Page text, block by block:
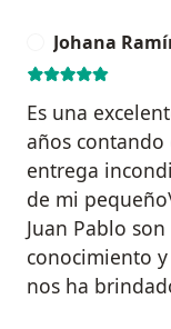
Johana
Es una
años
entrega
de mi
Juan Pablo
conocimiento
nos ha